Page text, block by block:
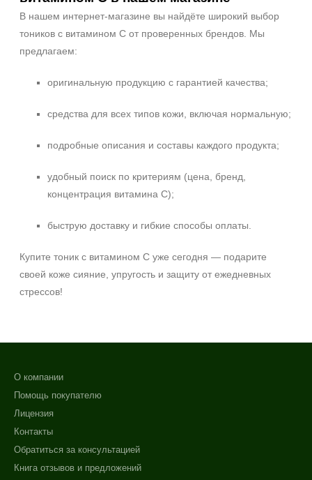
В нашем интернет-магазине вы найдёте широкий выбор
тоников с витамином C от проверенных брендов. Мы
предлагаем:
оригинальную продукцию с гарантией качества;
средства для всех типов кожи, включая нормальную;
подробные описания и составы каждого продукта;
удобный поиск по критериям (цена, бренд,
концентрация витамина C);
быструю доставку и гибкие способы оплаты.
Купите тоник с витамином C уже сегодня — подарите
своей коже сияние, упругость и защиту от ежедневных
стрессов!
О компании
Помощь покупателю
Лицензия
Контакты
Обратиться за консультацией
Книга отзывов и предложений